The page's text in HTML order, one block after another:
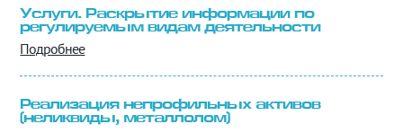
Услуги. Раскрытие информации по
регулируемым видам деятельности
Подробнее
Реализация непрофильных активов
(неликвиды, металлолом)